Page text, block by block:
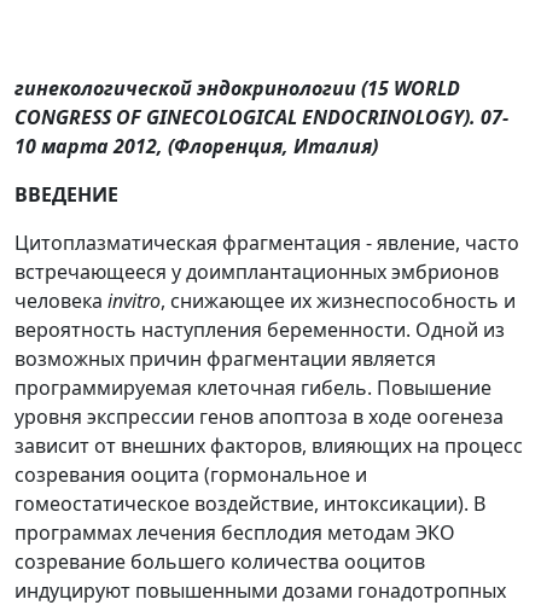
гинекологической эндокринологии (15 WORLD
CONGRESS OF GINECOLOGICAL ENDOCRINOLOGY). 07-
10 марта 2012, (Флоренция, Италия)
ВВЕДЕНИЕ
Цитоплазматическая фрагментация - явление, часто
встречающееся у доимплантационных эмбрионов
человека invitro, снижающее их жизнеспособность и
вероятность наступления беременности. Одной из
возможных причин фрагментации является
программируемая клеточная гибель. Повышение
уровня экспрессии генов апоптоза в ходе оогенеза
зависит от внешних факторов, влияющих на процесс
созревания ооцита (гормональное и
гомеостатическое воздействие, интоксикации). В
программах лечения бесплодия методам ЭКО
созревание большего количества ооцитов
индуцируют повышенными дозами гонадотропных